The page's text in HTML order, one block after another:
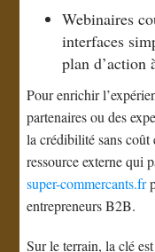
Webinaires
interfaces
plan d’action
Pour enrichir
partenaires ou des
la crédibilité sans coût
ressource externe qui
super-commercants.fr
entrepreneurs B2B.
Sur le terrain, la clé